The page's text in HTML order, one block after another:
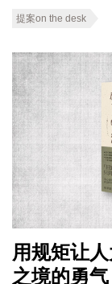
提案on the desk
用规矩让
之境的勇气